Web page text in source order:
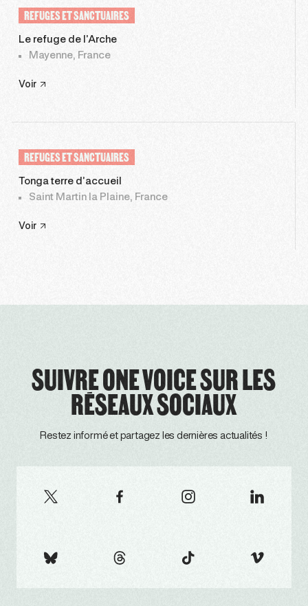
REFUGES ET SANCTUAIRES
Le refuge de l’Arche
Mayenne, France
Voir
REFUGES ET SANCTUAIRES
Tonga terre d’accueil
Saint Martin la Plaine, France
Voir
SUIVRE ONE VOICE SUR LES
RÉSEAUX SOCIAUX
Restez informé et partagez les dernières actualités !